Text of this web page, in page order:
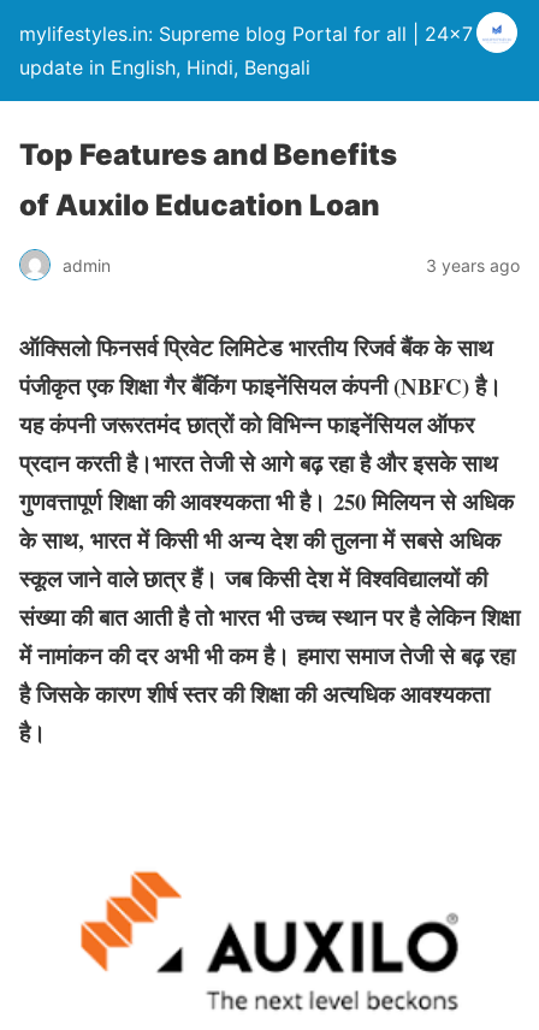
mylifestyles.in: Supreme blog Portal for all | 24×7
update in English, Hindi, Bengali
Top Features and Benefits
of Auxilo Education Loan
admin 3 years ago
ऑक्सिलो फिनसर्व प्रिवेट लिमिटेड भारतीय रिजर्व बैंक के साथ
पंजीकृत एक शिक्षा गैर बैंकिंग फाइनेंसियल कंपनी (NBFC) है।
यह कंपनी जरूरतमंद छात्रों को विभिन्न फाइनेंसियल ऑफर
प्रदान करती है।भारत तेजी से आगे बढ़ रहा है और इसके साथ
गुणवत्तापूर्ण शिक्षा की आवश्यकता भी है। 250 मिलियन से अधिक
के साथ, भारत में किसी भी अन्य देश की तुलना में सबसे अधिक
स्कूल जाने वाले छात्र हैं। जब किसी देश में विश्वविद्यालयों की
संख्या की बात आती है तो भारत भी उच्च स्थान पर है लेकिन शिक्षा
में नामांकन की दर अभी भी कम है। हमारा समाज तेजी से बढ़ रहा
है जिसके कारण शीर्ष स्तर की शिक्षा की अत्यधिक आवश्यकता
है।